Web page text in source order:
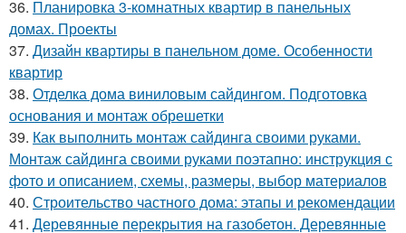
36. Планировка 3-комнатных квартир в панельных
домах. Проекты
37. Дизайн квартиры в панельном доме. Особенности
квартир
38. Отделка дома виниловым сайдингом. Подготовка
основания и монтаж обрешетки
39. Как выполнить монтаж сайдинга своими руками.
Монтаж сайдинга своими руками поэтапно: инструкция с
фото и описанием, схемы, размеры, выбор материалов
40. Строительство частного дома: этапы и рекомендации
41. Деревянные перекрытия на газобетон. Деревянные